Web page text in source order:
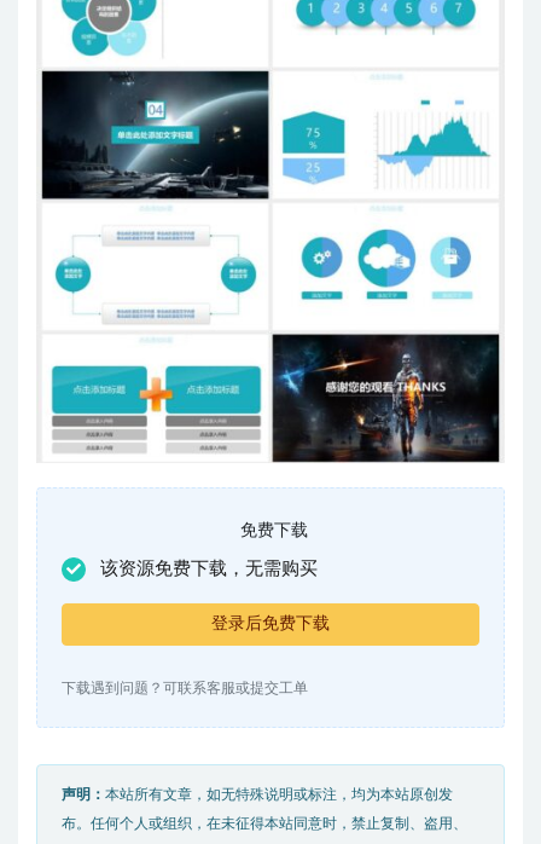
免费下载
该资源免费下载，无需购买
登录后免费下载
下载遇到问题？可联系客服或提交工单
声明： 本站所有文章，如无特殊说明或标注，均为本站原创发
布。任何个人或组织，在未征得本站同意时，禁止复制、盗用、